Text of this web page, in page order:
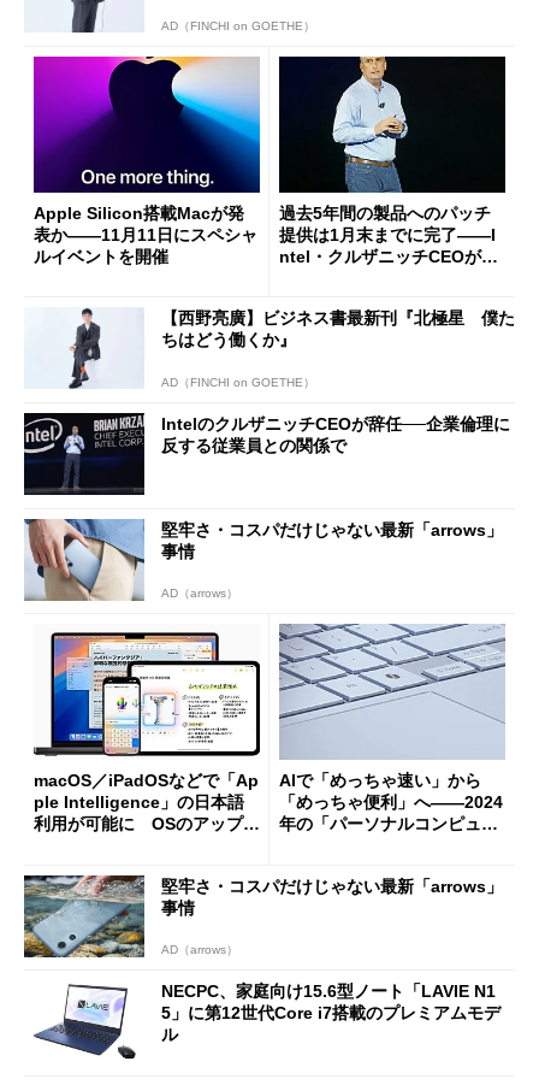
AD（FINCHI on GOETHE）
Apple Silicon搭載Macが発
表か――11月11日にスペシャ
ルイベントを開催
過去5年間の製品へのパッチ
提供は1月末までに完了――I
ntel・クルザニッチCEOが
【西野亮廣】ビジネス書最新刊『北極星 僕た
ちはどう働くか』
AD（FINCHI on GOETHE）
IntelのクルザニッチCEOが辞任──企業倫理に
反する従業員との関係で
堅牢さ・コスパだけじゃない最新「arrows」
事情
AD（arrows）
macOS／iPadOSなどで「Ap
ple Intelligence」の日本語
利用が可能に OSのアップデ
AIで「めっちゃ速い」から
「めっちゃ便利」へ――2024
年の「パーソナルコンピュー
堅牢さ・コスパだけじゃない最新「arrows」
事情
AD（arrows）
NECPC、家庭向け15.6型ノート「LAVIE N1
5」に第12世代Core i7搭載のプレミアムモデ
ル